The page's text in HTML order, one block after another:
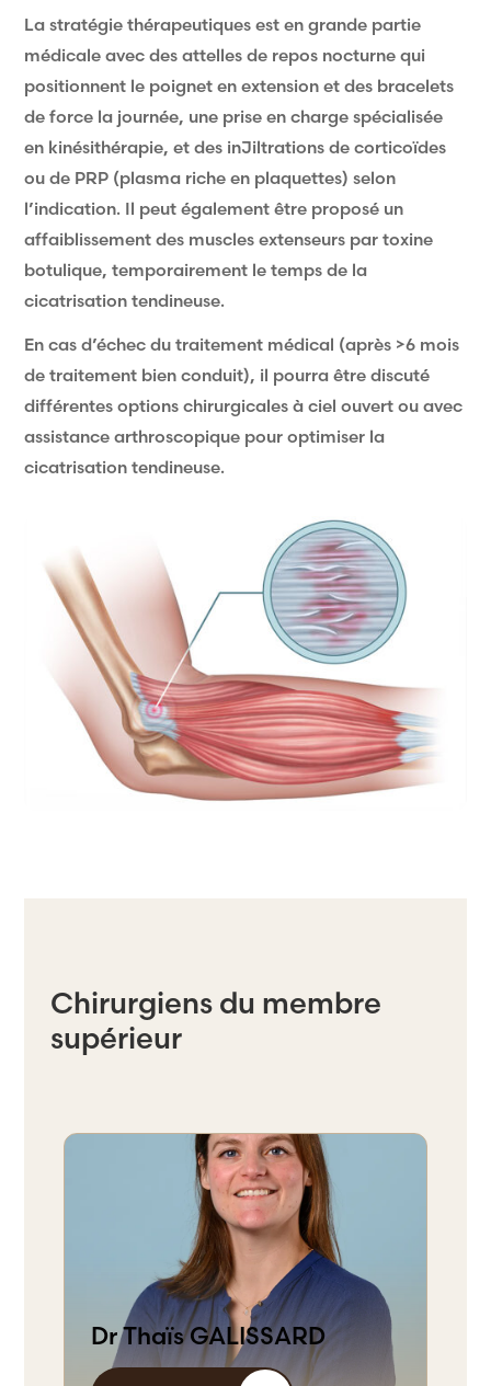
La stratégie thérapeutiques est en grande partie
médicale avec des attelles de repos nocturne qui
positionnent le poignet en extension et des bracelets
de force la journée, une prise en charge spécialisée
en kinésithérapie, et des inJiltrations de corticoïdes
ou de PRP (plasma riche en plaquettes) selon
l’indication. Il peut également être proposé un
affaiblissement des muscles extenseurs par toxine
botulique, temporairement le temps de la
cicatrisation tendineuse.
En cas d’échec du traitement médical (après >6 mois
de traitement bien conduit), il pourra être discuté
différentes options chirurgicales à ciel ouvert ou avec
assistance arthroscopique pour optimiser la
cicatrisation tendineuse.
Chirurgiens du membre
supérieur
Dr Thaïs GALISSARD